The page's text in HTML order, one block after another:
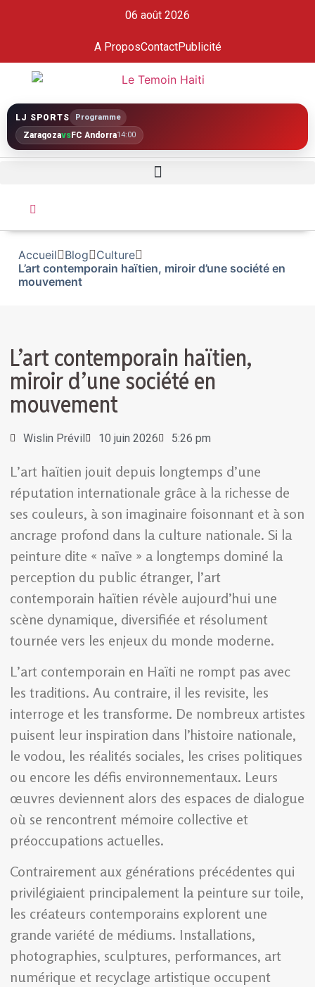
06 août 2026
A ProposContactPublicité
LJ SPORTS Programme
ZaragozavsFC Andorra14:00
Accueil Blog
Culture
L’art contemporain haïtien, miroir d’une société en
mouvement
L’art contemporain haïtien,
miroir d’une société en
mouvement
Wislin Prévil 10 juin 2026 5:26 pm
L’art haïtien jouit depuis longtemps d’une
réputation internationale grâce à la richesse de
ses couleurs, à son imaginaire foisonnant et à son
ancrage profond dans la culture nationale. Si la
peinture dite « naïve » a longtemps dominé la
perception du public étranger, l’art
contemporain haïtien révèle aujourd’hui une
scène dynamique, diversifiée et résolument
tournée vers les enjeux du monde moderne.
L’art contemporain en Haïti ne rompt pas avec
les traditions. Au contraire, il les revisite, les
interroge et les transforme. De nombreux artistes
puisent leur inspiration dans l’histoire nationale,
le vodou, les réalités sociales, les crises politiques
ou encore les défis environnementaux. Leurs
œuvres deviennent alors des espaces de dialogue
où se rencontrent mémoire collective et
préoccupations actuelles.
Contrairement aux générations précédentes qui
privilégiaient principalement la peinture sur toile,
les créateurs contemporains explorent une
grande variété de médiums. Installations,
photographies, sculptures, performances, art
numérique et recyclage artistique occupent